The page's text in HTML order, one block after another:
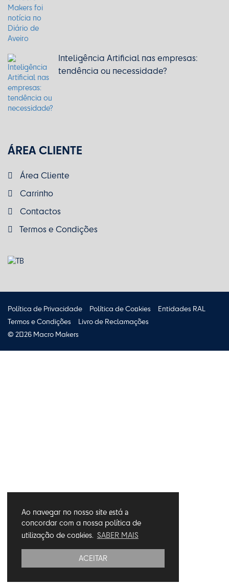
Ao navegar no nosso site está a
concordar com a nossa política de
utilização de cookies. SABER MAIS
ACEITAR
Inteligência Artificial nas empresas:
tendência ou necessidade?
ÁREA CLIENTE
Área Cliente
Carrinho
Contactos
Termos e Condições
Política de Privacidade Política de Cookies
Entidades RAL
Termos e Condições
Livro de Reclamações
© 2026 Macro Makers